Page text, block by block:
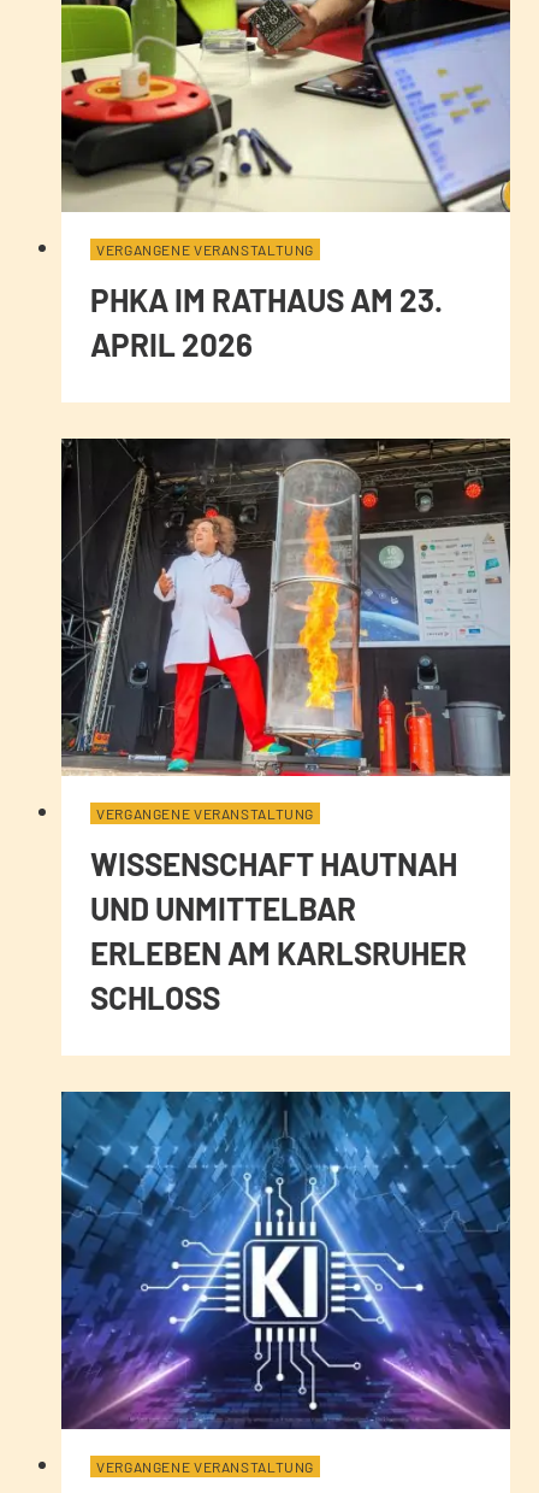
VERGANGENE VERANSTALTUNG
PHKA IM RATHAUS AM 23.
APRIL 2026
VERGANGENE VERANSTALTUNG
WISSENSCHAFT HAUTNAH
UND UNMITTELBAR
ERLEBEN AM KARLSRUHER
SCHLOSS
VERGANGENE VERANSTALTUNG